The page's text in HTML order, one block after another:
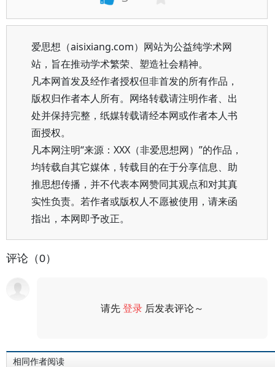
爱思想（aisixiang.com）网站为公益纯学术网
站，旨在推动学术繁荣、塑造社会精神。
凡本网首发及经作者授权但非首发的所有作品，
版权归作者本人所有。网络转载请注明作者、出
处并保持完整，纸媒转载请经本网或作者本人书
面授权。
凡本网注明“来源：XXX（非爱思想网）”的作品，
均转载自其它媒体，转载目的在于分享信息、助
推思想传播，并不代表本网赞同其观点和对其真
实性负责。若作者或版权人不愿被使用，请来函
指出，本网即予改正。
评论（0）
请先登录 后发表评论～
相同作者阅读